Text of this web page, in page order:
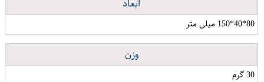
ابعاد
80*40*150 میلی متر
وزن
30 گرم